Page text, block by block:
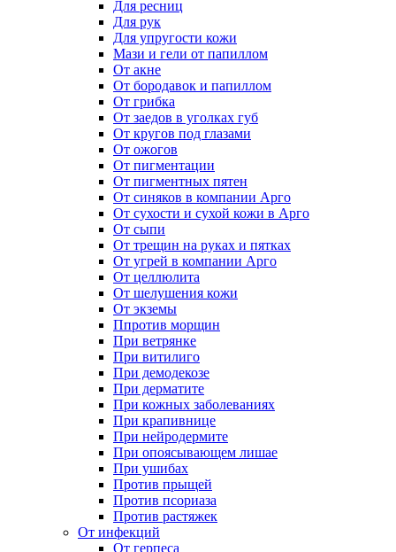
Для ресниц
Для рук
Для упругости кожи
Мази и гели от папиллом
От акне
От бородавок и папиллом
От грибка
От заедов в уголках губ
От кругов под глазами
От ожогов
От пигментации
От пигментных пятен
От синяков в компании Арго
От сухости и сухой кожи в Арго
От сыпи
От трещин на руках и пятках
От угрей в компании Арго
От целлюлита
От шелушения кожи
От экземы
Ппротив морщин
При ветрянке
При витилиго
При демодекозе
При дерматите
При кожных заболеваниях
При крапивнице
При нейродермите
При опоясывающем лишае
При ушибах
Против прыщей
Против псориаза
Против растяжек
От инфекций
От герпеса